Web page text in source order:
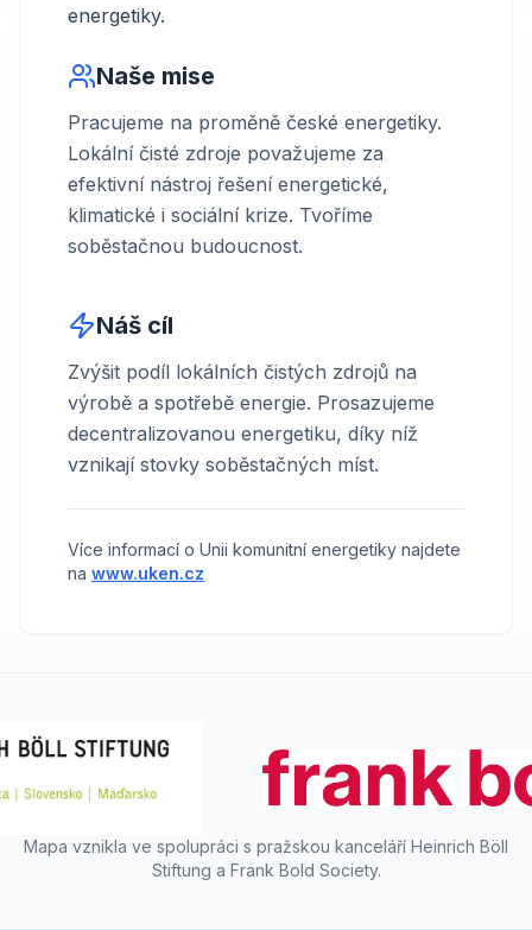
energetiky.
Naše mise
Pracujeme na proměně české energetiky.
Lokální čisté zdroje považujeme za
efektivní nástroj řešení energetické,
klimatické i sociální krize. Tvoříme
soběstačnou budoucnost.
Náš cíl
Zvýšit podíl lokálních čistých zdrojů na
výrobě a spotřebě energie. Prosazujeme
decentralizovanou energetiku, díky níž
vznikají stovky soběstačných míst.
Více informací o Unii komunitní energetiky najdete
na www.uken.cz
Mapa vznikla ve spolupráci s pražskou kanceláří Heinrich Böll
Stiftung a Frank Bold Society.